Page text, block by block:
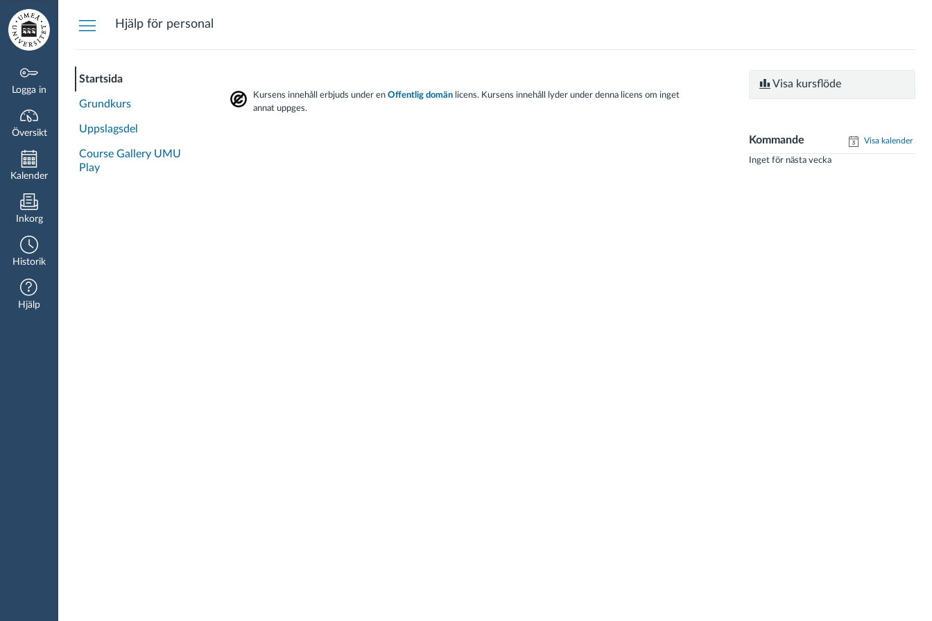
Översikt
Logga in
Översikt
Kalender
Inkorg
Historik
Hjälp
Hjälp för personal
Startsida
Grundkurs
Uppslagsdel
Course Gallery UMU
Play
Kursens innehåll erbjuds under en Offentlig domän licens. Kursens innehåll lyder under denna licens om inget
annat uppges.
Visa kursflöde
Kommande Visa kalender
Inget för nästa vecka